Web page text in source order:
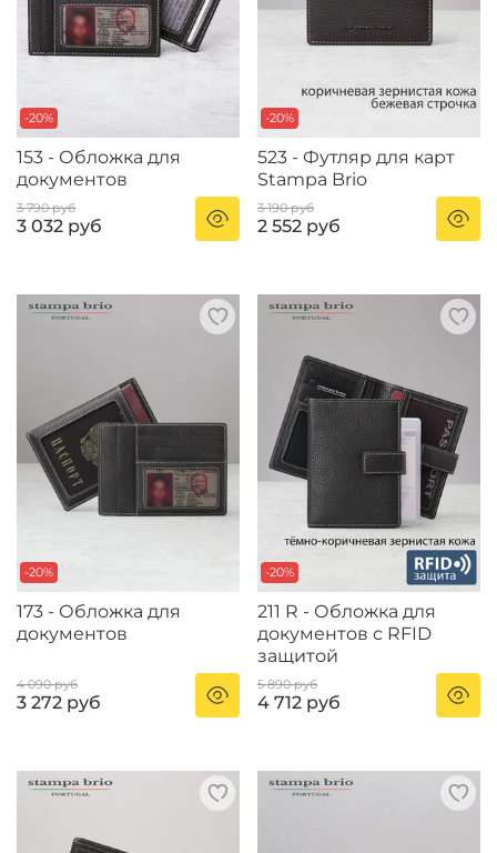
-20%
153 - Обложка для
документов
3 790 руб
3 032 руб
-20%
523 - Футляр для карт
Stampa Brio
3 190 руб
2 552 руб
-20%
173 - Обложка для
документов
4 090 руб
3 272 руб
-20%
211 R - Обложка для
документов с RFID
защитой
5 890 руб
4 712 руб